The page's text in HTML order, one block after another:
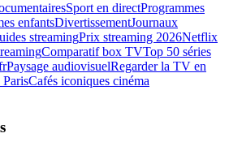
Sport en directProgrammes
enfantsDivertissementJournaux
streamingPrix streaming 2026Netflix
Comparatif box TVTop 50 séries
Paysage audiovisuelRegarder la TV en
Cafés iconiques cinéma